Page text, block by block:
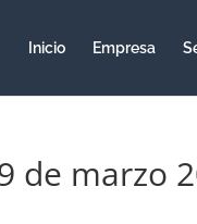
Inicio Empresa
de marzo